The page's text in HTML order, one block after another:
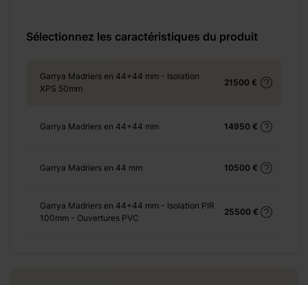
Sélectionnez les caractéristiques du produit
Garrya Madriers en 44+44 mm - Isolation
XPS 50mm
21500 €
Garrya Madriers en 44+44 mm 14950 €
Garrya Madriers en 44 mm 10500 €
Garrya Madriers en 44+44 mm - Isolation PIR
100mm - Ouvertures PVC
25500 €
+ 490 €
+ 1925 €